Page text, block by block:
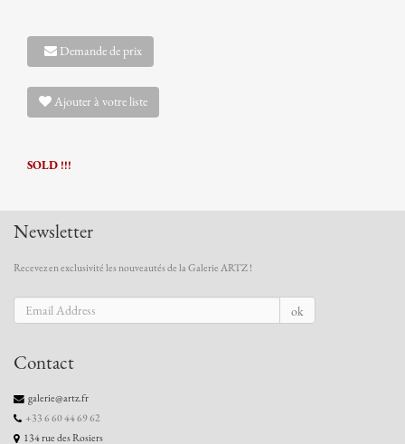
Demande de prix
Ajouter à votre liste
SOLD !!!
Newsletter
Recevez en exclusivité les nouveautés de la Galerie ARTZ !
ok
Contact
galerie@artz.fr
+33 6 60 44 69 62
134 rue des Rosiers